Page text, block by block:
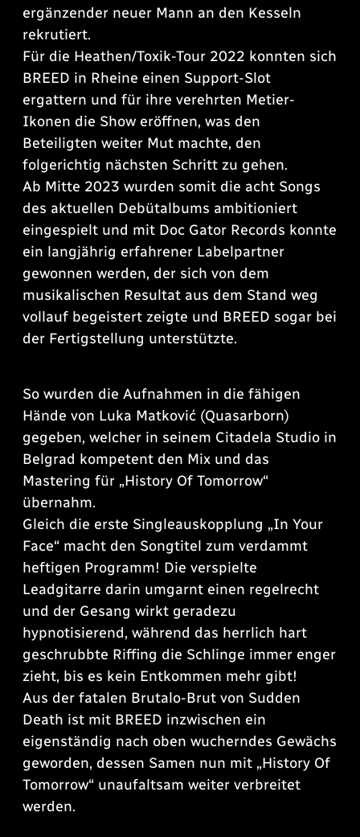
ergänzender neuer Mann an den Kesseln
rekrutiert.
Für die Heathen/Toxik-Tour 2022 konnten sich
BREED in Rheine einen Support-Slot
ergattern und für ihre verehrten Metier-
Ikonen die Show eröffnen, was den
Beteiligten weiter Mut machte, den
folgerichtig nächsten Schritt zu gehen.
Ab Mitte 2023 wurden somit die acht Songs
des aktuellen Debütalbums ambitioniert
eingespielt und mit Doc Gator Records konnte
ein langjährig erfahrener Labelpartner
gewonnen werden, der sich von dem
musikalischen Resultat aus dem Stand weg
vollauf begeistert zeigte und BREED sogar bei
der Fertigstellung unterstützte.
So wurden die Aufnahmen in die fähigen
Hände von Luka Matković (Quasarborn)
gegeben, welcher in seinem Citadela Studio in
Belgrad kompetent den Mix und das
Mastering für „History Of Tomorrow“
übernahm.
Gleich die erste Singleauskopplung „In Your
Face“ macht den Songtitel zum verdammt
heftigen Programm! Die verspielte
Leadgitarre darin umgarnt einen regelrecht
und der Gesang wirkt geradezu
hypnotisierend, während das herrlich hart
geschrubbte Riffing die Schlinge immer enger
zieht, bis es kein Entkommen mehr gibt!
Aus der fatalen Brutalo-Brut von Sudden
Death ist mit BREED inzwischen ein
eigenständig nach oben wucherndes Gewächs
geworden, dessen Samen nun mit „History Of
Tomorrow“ unaufaltsam weiter verbreitet
werden.